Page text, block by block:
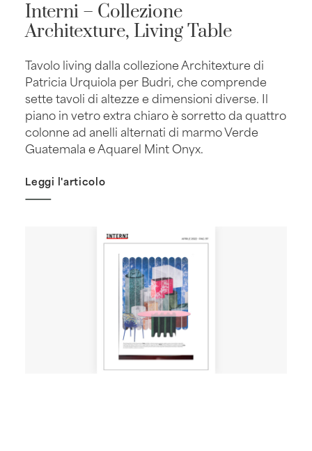
Interni – Collezione
Architexture, Living Table
Tavolo living dalla collezione Architexture di
Patricia Urquiola per Budri, che comprende
sette tavoli di altezze e dimensioni diverse. Il
piano in vetro extra chiaro è sorretto da quattro
colonne ad anelli alternati di marmo Verde
Guatemala e Aquarel Mint Onyx.
Leggi l'articolo